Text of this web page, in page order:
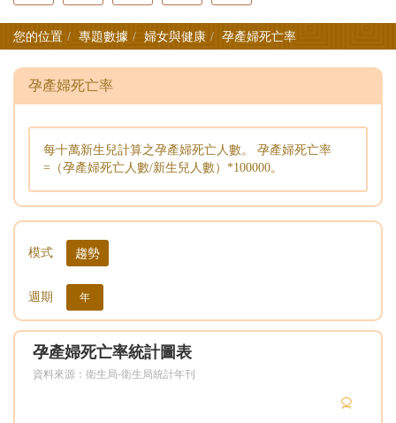
您的位置 專題數據 婦女與健康 孕產婦死亡率
孕產婦死亡率
每十萬新生兒計算之孕產婦死亡人數。 孕產婦死亡率
=（孕產婦死亡人數/新生兒人數）*100000。
模式 趨勢
週期 年